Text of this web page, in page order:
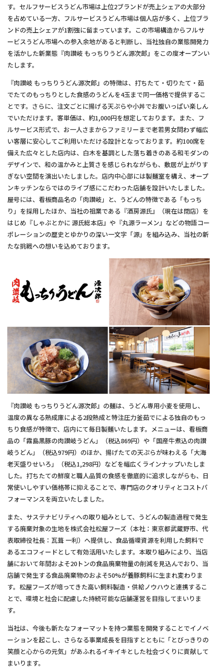
す。セルフサービスうどん市場は上位2ブランドが売上シェアの大部分
を占めている一方、フルサービスうどん市場は個人店が多く、上位ブラ
ンドの売上シェアが1割強に留まっています。この市場構造からフルサ
ービスうどん市場への参入余地があると判断し、当社独自の業態開発力
を活かした新業態『肉讃岐 もっちりうどん源次郎』をこの度オープンい
たします。
『肉讃岐 もっちりうどん源次郎』の特徴は、打ちたて・切りたて・茹
でたてのもっちりとした食感のうどんを4玉まで同一価格で提供するこ
とです。さらに、注文ごとに揚げる天ぷらや小丼でお腹いっぱい楽しん
でいただけます。客単価は、約1,000円を想定しております。また、フ
ルサービス形式で、お一人さまからファミリーまで老若男女問わず幅広
い客層に安心してご利用いただける設計となっております。約100席を
備えた広々とした店内は、白木を基調とした落ち着きのある和モダンの
デザインで、和の温かみと上質さを感じられながらも、敷居が上がりす
ぎない空間を演出いたしました。店内中心部には製麺室を構え、オープ
ンキッチンならではのライブ感にこだわった店舗を設計いたしました。
屋号には、看板商品名の「肉讃岐」と、うどんの特徴である「もっち
り」を採用したほか、当社の祖業である『酒房源氏』（現在は閉店）を
はじめ『しゃぶとかに 源氏総本店』や『丸源ラーメン』などの物語コー
ポレーションの歴史とゆかりの深い一文字「源」を組み込み、当社の新
たな挑戦への想いを込めております。
『肉讃岐 もっちりうどん源次郎』の麺は、うどん専用小麦を使用し、
温度の異なる熟成庫による2段熟成と特注圧力釜茹でによる独自のもっ
ちり食感が特徴で、店内にて毎日製麺いたします。メニューは、看板商
品の「霧島黒豚の肉讃岐うどん」（税込869円）や「国産牛煮込の肉讃
岐うどん」（税込979円）のほか、揚げたての天ぷらが味わえる「大海
老天盛りせいろ」（税込1,298円）などを幅広くラインナップいたしま
した。打ちたての鮮度と職人品質の食感を徹底的に追求しながらも、日
常使いしやすい価格帯に抑えることで、専門店のクオリティとコストパ
フォーマンスを両立いたしました。
また、サステナビリティへの取り組みとして、うどんの製造過程で発生
する廃棄対象の生地を株式会社松屋フーズ（本社：東京都武蔵野市、代
表取締役社長：瓦葺 一利）へ提供し、食品循環資源を利用した飼料で
あるエコフィードとして有効活用いたします。本取り組みにより、当店
舗において年間およそ20トンの食品廃棄物量の削減を見込んでおり、当
店舗で発生する食品廃棄物のおよそ50%が養豚飼料に生まれ変わりま
す。松屋フーズが培ってきた高い飼料製造・供給ノウハウと連携するこ
とで、環境と社会に配慮した持続可能な店舗運営を目指してまいりま
す。
当社は、今後も新たなフォーマットを持つ業態を開発することでイノベ
ーションを起こし、さらなる事業成長を目指すとともに「とびっきりの
笑顔と心からの元気」があふれるイキイキとした社会づくりに貢献して
まいります。